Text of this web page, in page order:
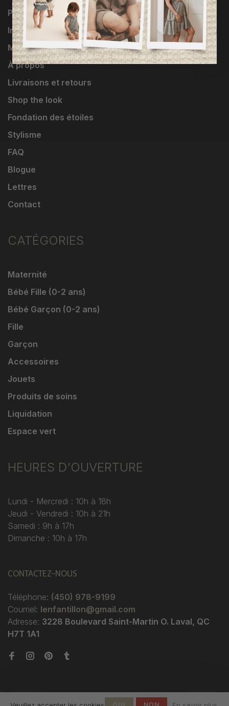
Programme Loyauté
Influenceuses
Marques
À propos
Livraisons et retours
Shop the look
Fondation des étoiles
Stylisme
FAQ
Blogue
Lettres
Contact
CATÉGORIES
Maternité
Bébé Fille (0-2 ans)
Bébé Garçon (0-2 ans)
Fille
Garçon
Accessoires
Jouets
Produits de soins
Liquidation
Espace vert
HEURES D'OUVERTURE
Lundi - Mercredi : 10h à 18h
Jeudi - Vendredi : 10h à 21h
Samedi : 9h à 17h
Dimanche : 10h à 17h
CONTACTEZ-NOUS
Téléphone: (450) 978-9199
Courriel: lenfantillon@gmail.com
Adresse: 3228 Boulevard Saint-Martin O. Laval, QC
H7T 1A1